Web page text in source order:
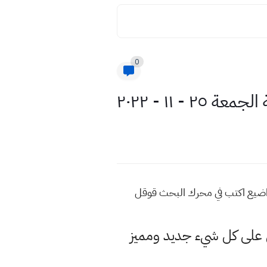
0
الماضية الجمعة ٢٥ - ١١ - ٢٠٢٢ للمزيد من هذه المواضيع اكتب في محرك البحث قوقل
كل شيء جديد ومميز